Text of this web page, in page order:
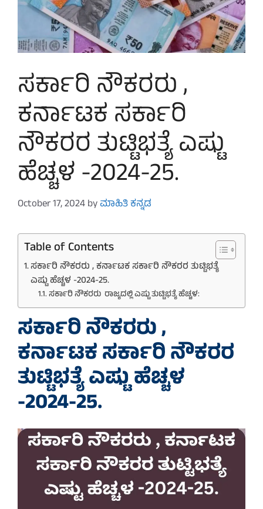
ಸರ್ಕಾರಿ ನೌಕರರು ,
ಕರ್ನಾಟಕ ಸರ್ಕಾರಿ
ನೌಕರರ ತುಟ್ಟಿಭತ್ಯೆ ಎಷ್ಟು
ಹೆಚ್ಚಳ -2024-25.
October 17, 2024byಮಾಹಿತಿ ಕನ್ನಡ
Table of Contents
ಸರ್ಕಾರಿ ನೌಕರರು , ಕರ್ನಾಟಕ ಸರ್ಕಾರಿ ನೌಕರರ ತುಟ್ಟಿಭತ್ಯೆ
ಎಷ್ಟು ಹೆಚ್ಚಳ -2024-25.
ಸರ್ಕಾರಿ ನೌಕರರು ರಾಜ್ಯದಲ್ಲಿ ಎಷ್ಟು ತುಟ್ಟಿಭತ್ಯೆ ಹೆಚ್ಚಳ:
ಸರ್ಕಾರಿ ನೌಕರರು ,
ಕರ್ನಾಟಕ ಸರ್ಕಾರಿ ನೌಕರರ
ತುಟ್ಟಿಭತ್ಯೆ ಎಷ್ಟು ಹೆಚ್ಚಳ
-2024-25.